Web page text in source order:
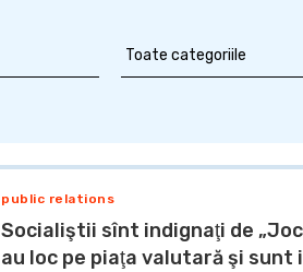
public relations
Socialiştii sînt indignaţi de
au loc pe piaţa valutară şi sunt